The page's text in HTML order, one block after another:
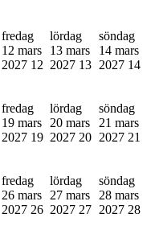
fredag
12 mars
2027 12
lördag
13 mars
2027 13
söndag
14 mars
2027 14
fredag
19 mars
2027 19
lördag
20 mars
2027 20
söndag
21 mars
2027 21
fredag
26 mars
2027 26
lördag
27 mars
2027 27
söndag
28 mars
2027 28